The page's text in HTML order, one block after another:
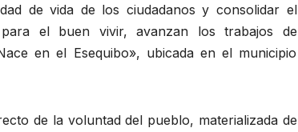
de vida de los ciudadanos y consolidar el
el buen vivir, avanzan los trabajos de
en el Esequibo», ubicada en el municipio
de la voluntad del pueblo, materializada de